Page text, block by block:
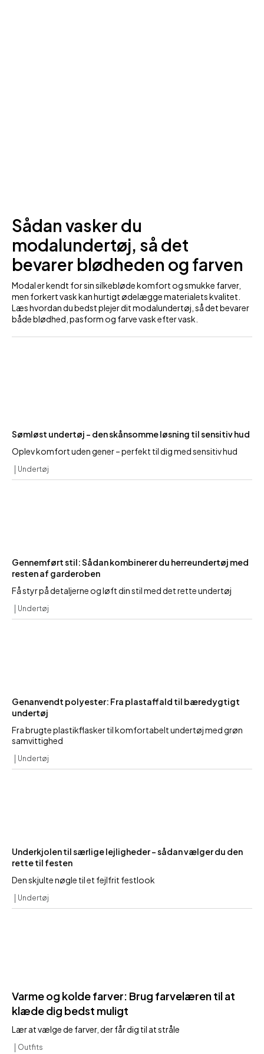
Sådan vasker du
modalundertøj, så det
bevarer blødheden og farven
Modal er kendt for sin silkebløde komfort og smukke farver,
men forkert vask kan hurtigt ødelægge materialets kvalitet.
Læs hvordan du bedst plejer dit modalundertøj, så det bevarer
både blødhed, pasform og farve vask efter vask.
Sømløst undertøj – den skånsomme løsning til sensitiv hud
Oplev komfort uden gener – perfekt til dig med sensitiv hud
Undertøj
Gennemført stil: Sådan kombinerer du herreundertøj med
resten af garderoben
Få styr på detaljerne og løft din stil med det rette undertøj
Undertøj
Genanvendt polyester: Fra plastaffald til bæredygtigt
undertøj
Fra brugte plastikflasker til komfortabelt undertøj med grøn
samvittighed
Undertøj
Underkjolen til særlige lejligheder – sådan vælger du den
rette til festen
Den skjulte nøgle til et fejlfrit festlook
Undertøj
Varme og kolde farver: Brug farvelæren til at
klæde dig bedst muligt
Lær at vælge de farver, der får dig til at stråle
Outfits